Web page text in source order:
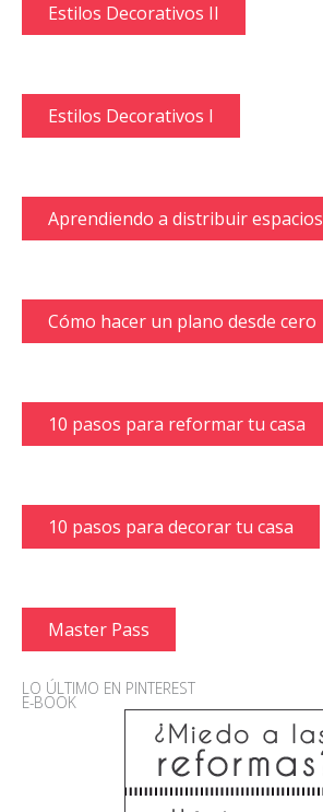
Estilos Decorativos II
Estilos Decorativos I
Aprendiendo a distribuir espacios
Cómo hacer un plano desde cero
10 pasos para reformar tu casa
10 pasos para decorar tu casa
Master Pass
LO ÚLTIMO EN PINTEREST
E-BOOK